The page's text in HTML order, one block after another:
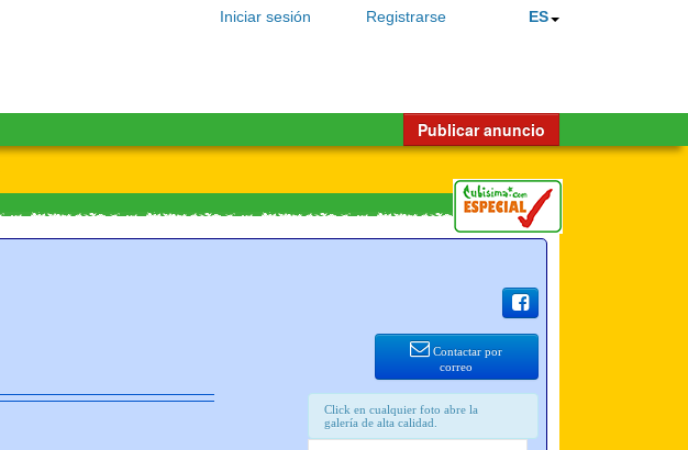
ES
Registrarse
Iniciar sesión
Publicar anuncio
Contactar por
correo
Click en cualquier foto abre la
galería de alta calidad.